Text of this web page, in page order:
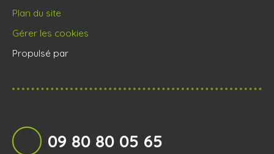
Plan du site
Gérer les cookies
Propulsé par
09 80 80 05 65